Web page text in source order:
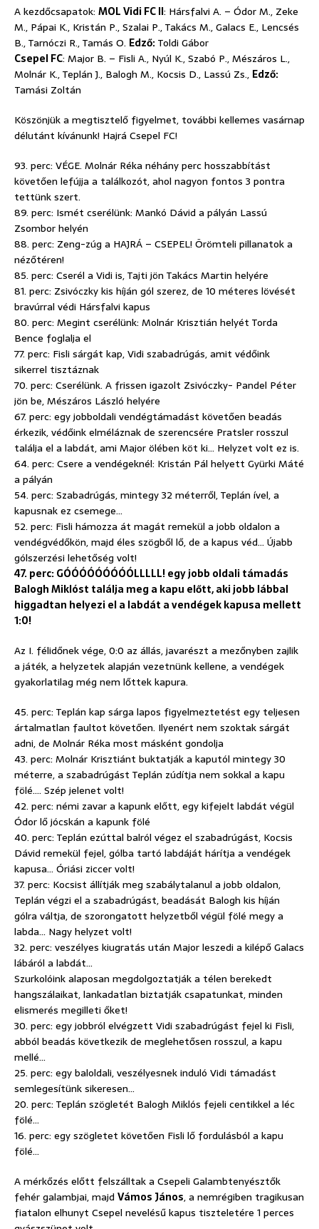
A kezdőcsapatok: MOL Vidi FC II: Hársfalvi A. – Ódor M., Zeke
M., Pápai K., Kristán P., Szalai P., Takács M., Galacs E., Lencsés
B., Tarnóczi R., Tamás O. Edző:Toldi Gábor
Csepel FC: Major B. – Fisli A., Nyúl K., Szabó P., Mészáros L.,
Molnár K., Teplán J., Balogh M., Kocsis D., Lassú Zs., Edző:
Tamási Zoltán
Köszönjük a megtisztelő figyelmet, további kellemes vasárnap
délutánt kívánunk! Hajrá Csepel FC!
93. perc: VÉGE. Molnár Réka néhány perc hosszabbítást
követően lefújja a találkozót, ahol nagyon fontos 3 pontra
tettünk szert.
89. perc: Ismét cserélünk: Mankó Dávid a pályán Lassú
Zsombor helyén
88. perc: Zeng-zúg a HAJRÁ – CSEPEL! Örömteli pillanatok a
nézőtéren!
85. perc: Cserél a Vidi is, Tajti jön Takács Martin helyére
81. perc: Zsivóczky kis híján gól szerez, de 10 méteres lövését
bravúrral védi Hársfalvi kapus
80. perc: Megint cserélünk: Molnár Krisztián helyét Torda
Bence foglalja el
77. perc: Fisli sárgát kap, Vidi szabadrúgás, amit védőink
sikerrel tisztáznak
70. perc: Cserélünk. A frissen igazolt Zsivóczky- Pandel Péter
jön be, Mészáros László helyére
67. perc: egy jobboldali vendégtámadást követően beadás
érkezik, védőink elméláznak de szerencsére Pratsler rosszul
találja el a labdát, ami Major ölében köt ki… Helyzet volt ez is.
64. perc: Csere a vendégeknél: Kristán Pál helyett Gyürki Máté
a pályán
54. perc: Szabadrúgás, mintegy 32 méterről, Teplán ível, a
kapusnak ez csemege…
52. perc: Fisli hámozza át magát remekül a jobb oldalon a
vendégvédőkön, majd éles szögből lő, de a kapus véd… Újabb
gólszerzési lehetőség volt!
47. perc: GÓÓÓÓÓÓÓÓÓLLLLL! egy jobb oldali támadás
Balogh Miklóst találja meg a kapu előtt, aki jobb lábbal
higgadtan helyezi el a labdát a vendégek kapusa mellett
1:0!
Az I. félidőnek vége, 0:0 az állás, javarészt a mezőnyben zajlik
a játék, a helyzetek alapján vezetnünk kellene, a vendégek
gyakorlatilag még nem lőttek kapura.
45. perc: Teplán kap sárga lapos figyelmeztetést egy teljesen
ártalmatlan faultot követően. Ilyenért nem szoktak sárgát
adni, de Molnár Réka most másként gondolja
43. perc: Molnár Krisztiánt buktatják a kaputól mintegy 30
méterre, a szabadrúgást Teplán zúdítja nem sokkal a kapu
fölé…. Szép jelenet volt!
42. perc: némi zavar a kapunk előtt, egy kifejelt labdát végül
Ódor lő jócskán a kapunk fölé
40. perc: Teplán ezúttal balról végez el szabadrúgást, Kocsis
Dávid remekül fejel, gólba tartó labdáját hárítja a vendégek
kapusa… Óriási ziccer volt!
37. perc: Kocsist állítják meg szabálytalanul a jobb oldalon,
Teplán végzi el a szabadrúgást, beadását Balogh kis híján
gólra váltja, de szorongatott helyzetből végül fölé megy a
labda… Nagy helyzet volt!
32. perc: veszélyes kiugratás után Major leszedi a kilépő Galacs
lábáról a labdát…
Szurkolóink alaposan megdolgoztatják a télen berekedt
hangszálaikat, lankadatlan biztatják csapatunkat, minden
elismerés megilleti őket!
30. perc: egy jobbról elvégzett Vidi szabadrúgást fejel ki Fisli,
abból beadás következik de meglehetősen rosszul, a kapu
mellé…
25. perc: egy baloldali, veszélyesnek induló Vidi támadást
semlegesítünk sikeresen…
20. perc: Teplán szögletét Balogh Miklós fejeli centikkel a léc
fölé…
16. perc: egy szögletet követően Fisli lő fordulásból a kapu
fölé…
A mérkőzés előtt felszálltak a Csepeli Galambtenyésztők
fehér galambjai, majd Vámos János, a nemrégiben tragikusan
fiatalon elhunyt Csepel nevelésű kapus tiszteletére 1 perces